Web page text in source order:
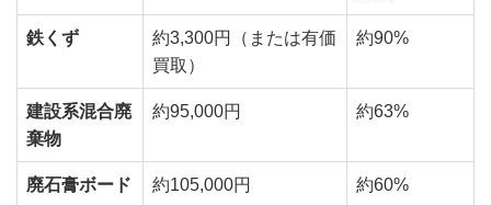
鉄くず
約3,300円（または有価
買取）
約90%
建設系混合廃
棄物
約95,000円 約63%
廃石膏ボード 約105,000円 約60%